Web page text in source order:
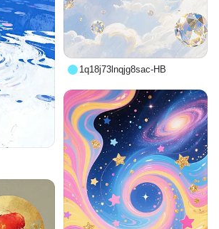
1q18j73lnqjg8sac-HB